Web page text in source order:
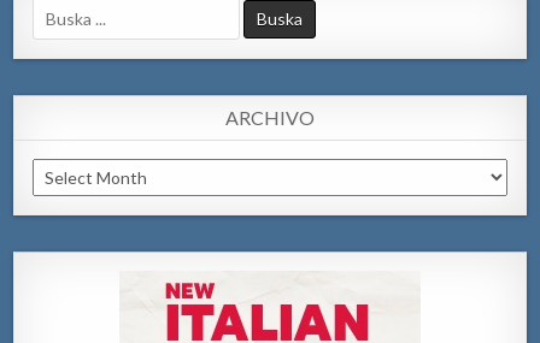
Search
for:
ARCHIVO
Archivo